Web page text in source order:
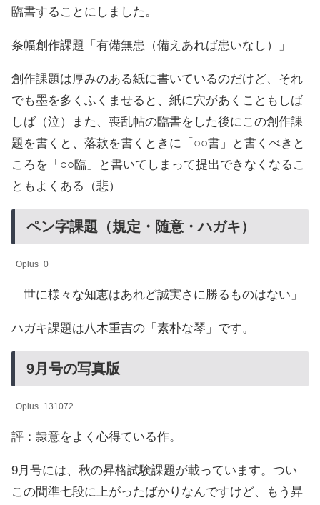
臨書することにしました。
条幅創作課題「有備無患（備えあれば患いなし）」
創作課題は厚みのある紙に書いているのだけど、それ
でも墨を多くふくませると、紙に穴があくこともしば
しば（泣）また、喪乱帖の臨書をした後にこの創作課
題を書くと、落款を書くときに「○○書」と書くべきと
ころを「○○臨」と書いてしまって提出できなくなるこ
ともよくある（悲）
ペン字課題（規定・随意・ハガキ）
Oplus_0
「世に様々な知恵はあれど誠実さに勝るものはない」
ハガキ課題は八木重吉の「素朴な琴」です。
9月号の写真版
Oplus_131072
評：隷意をよく心得ている作。
9月号には、秋の昇格試験課題が載っています。つい
この間準七段に上がったばかりなんですけど、もう昇